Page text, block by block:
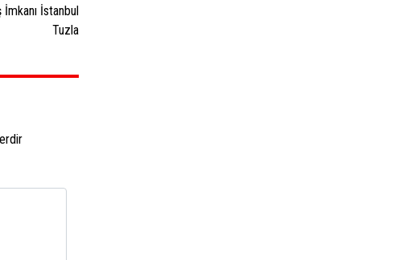
İmkanı İstanbul
Tuzla